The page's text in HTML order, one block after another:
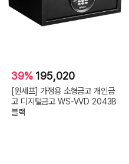
39% 195,020
[윈세프] 가정용 소형금고 개인금
고 디지털금고 WS-VVD 2043B
블랙